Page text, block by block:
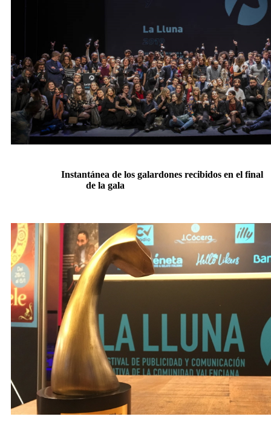
Instantánea de los galardones recibidos en el final
de la gala